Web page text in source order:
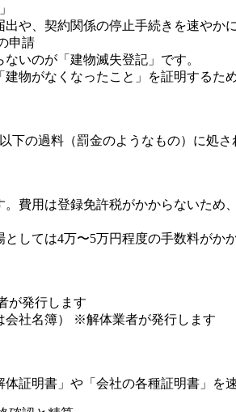
や、契約関係の停止手続きを速やか
申請
いのが「建物滅失登記」です。
物がなくなったこと」を証明する
下の過料（罰金のようなもの）に処
費用は登録免許税がかからないため
しては4万〜5万円程度の手数料が
が発行します
会社名簿） ※解体業者が発行します
証明書」や「会社の各種証明書」